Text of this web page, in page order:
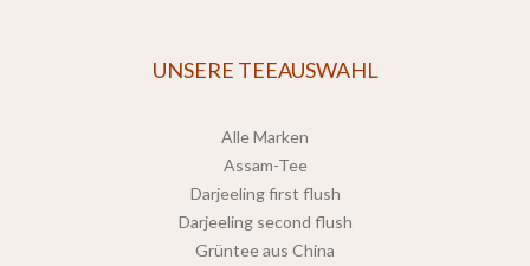
UNSERE TEEAUSWAHL
Alle Marken
Assam-Tee
Darjeeling first flush
Darjeeling second flush
Grüntee aus China